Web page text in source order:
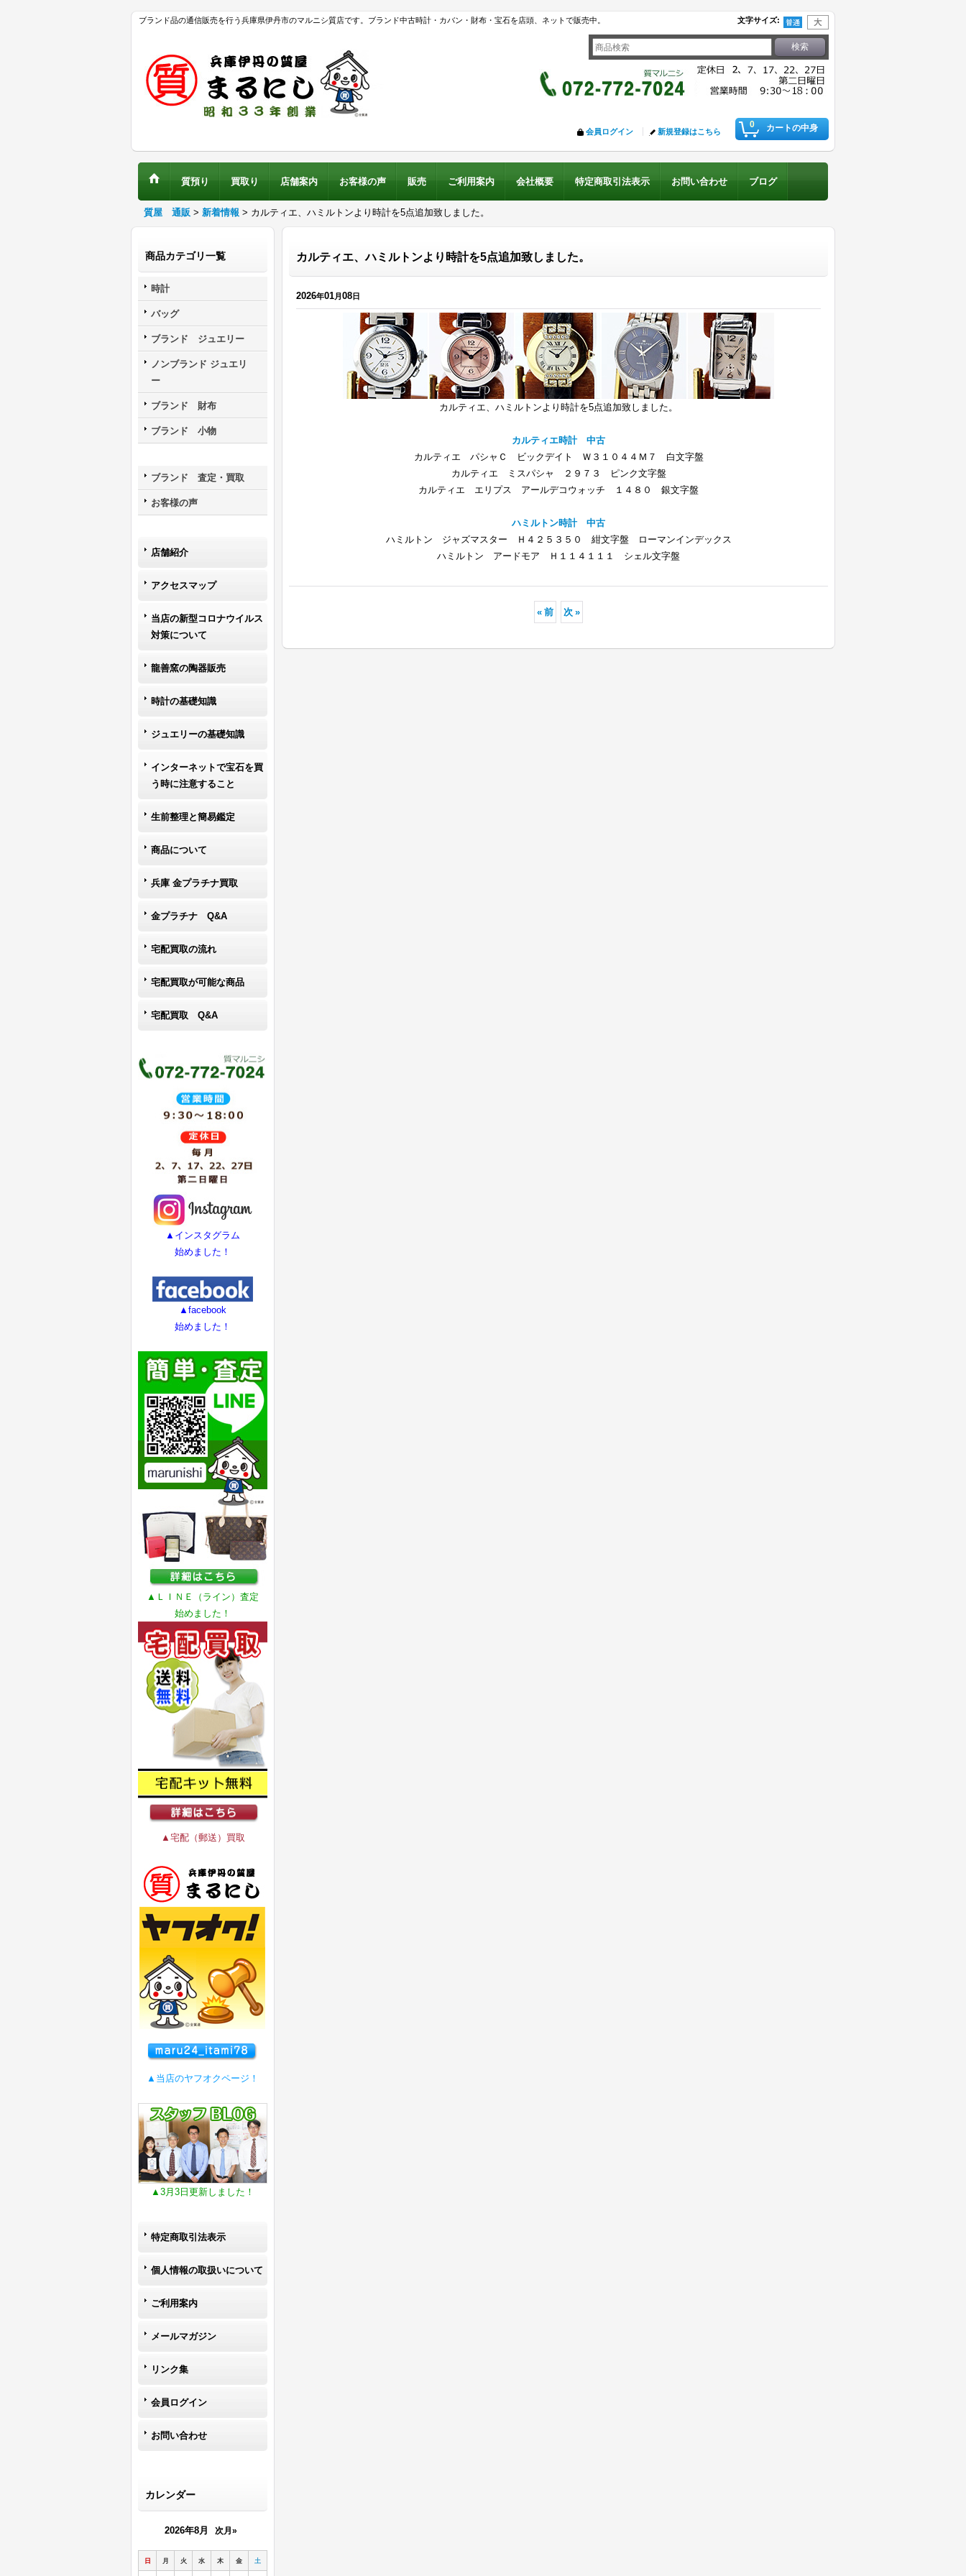
ブランド品の通信販売を行う兵庫県伊丹市のマルニシ質店です。ブランド中古時計・カバン・財布・宝石を店頭、ネットで販売中。 文字サイズ:
0 カートの中身
会員ログイン 新規登録はこちら
質預り 買取り 店舗案内 お客様の声 販売 ご利用案内 会社概要 特定商取引法表示 お問い合わせ ブログ
質屋 通販 > 新着情報 > カルティエ、ハミルトンより時計を5点追加致しました。
商品カテゴリ一覧
時計
バッグ
ブランド ジュエリー
ノンブランド ジュエリ
ー
ブランド 財布
ブランド 小物
ブランド 査定・買取
お客様の声
店舗紹介
アクセスマップ
当店の新型コロナウイルス
対策について
龍善窯の陶器販売
時計の基礎知識
ジュエリーの基礎知識
インターネットで宝石を買
う時に注意すること
生前整理と簡易鑑定
商品について
兵庫 金プラチナ買取
金プラチナ Q&A
宅配買取の流れ
宅配買取が可能な商品
宅配買取 Q&A
▲インスタグラム
始めました！
▲facebook
始めました！
▲ＬＩＮＥ（ライン）査定
始めました！
▲宅配（郵送）買取
▲当店のヤフオクページ！
▲3月3日更新しました！
特定商取引法表示
個人情報の取扱いについて
ご利用案内
メールマガジン
リンク集
会員ログイン
お問い合わせ
カレンダー
2026年8月 次月»
日 月 火 水 木 金 土
カルティエ、ハミルトンより時計を5点追加致しました。
2026年01月08日
カルティエ、ハミルトンより時計を5点追加致しました。
カルティエ時計 中古
カルティエ パシャＣ ビックデイト Ｗ３１０４４Ｍ７ 白文字盤
カルティエ ミスパシャ ２９７３ ピンク文字盤
カルティエ エリプス アールデコウォッチ １４８０ 銀文字盤
ハミルトン時計 中古
ハミルトン ジャズマスター Ｈ４２５３５０ 紺文字盤 ローマンインデックス
ハミルトン アードモア Ｈ１１４１１１ シェル文字盤
« 前 次 »